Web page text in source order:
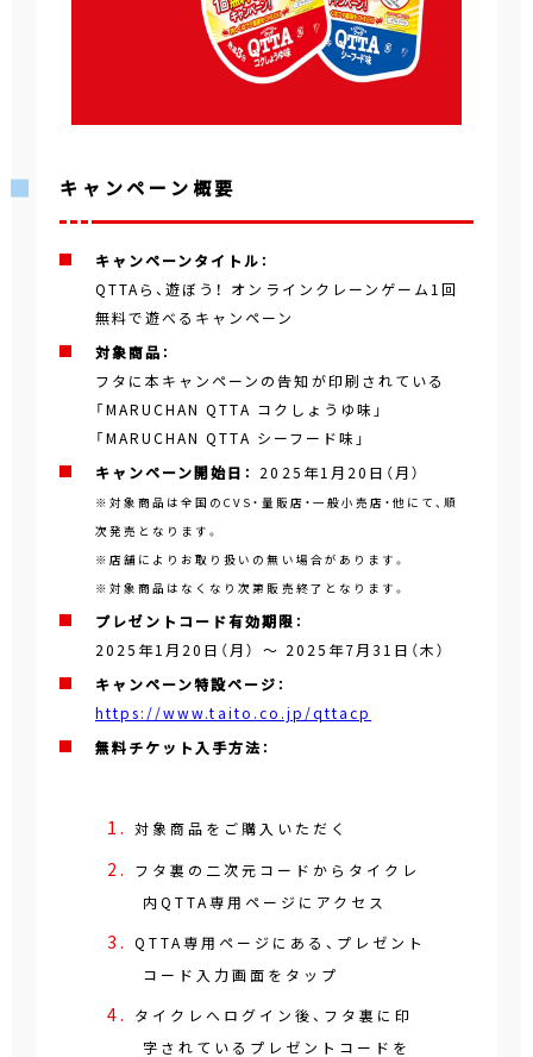
キャンペーン概要
キャンペーンタイトル：
QTTAら、遊ぼう！ オンラインクレーンゲーム1回
無料で遊べるキャンペーン
対象商品：
フタに本キャンペーンの告知が印刷されている
「MARUCHAN QTTA コクしょうゆ味」
「MARUCHAN QTTA シーフード味」
キャンペーン開始日： 2025年1月20日（月）
※対象商品は全国のCVS・量販店・一般小売店・他にて、順
次発売となります。
※店舗によりお取り扱いの無い場合があります。
※対象商品はなくなり次第販売終了となります。
プレゼントコード有効期限：
2025年1月20日（月） ～ 2025年7月31日（木）
キャンペーン特設ページ：
https://www.taito.co.jp/qttacp
無料チケット入手方法：
対象商品をご購入いただく
フタ裏の二次元コードからタイクレ
内QTTA専用ページにアクセス
QTTA専用ページにある、プレゼント
コード入力画面をタップ
タイクレへログイン後、フタ裏に印
字されているプレゼントコードを